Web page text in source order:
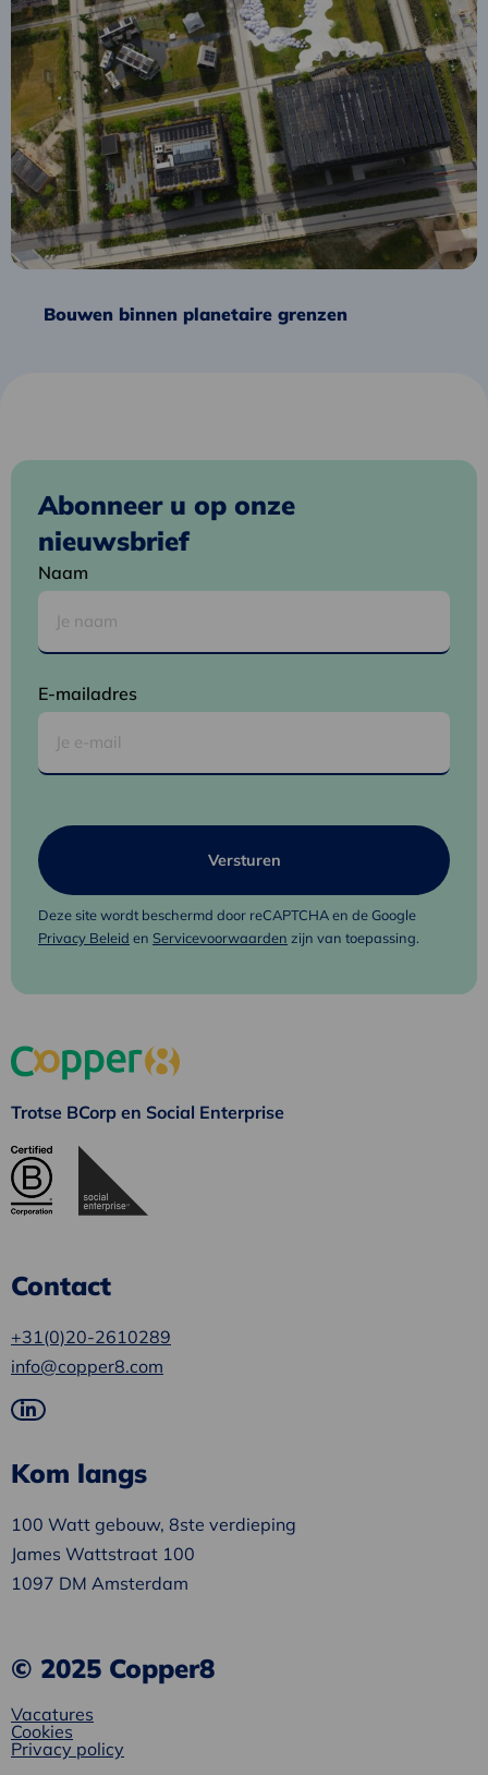
Bouwen binnen planetaire grenzen
over
Bouwen
binnen
planetaire
grenzen
Abonneer u op onze
nieuwsbrief
Naam
E-mailadres
Deze site wordt beschermd door reCAPTCHA en de Google
Privacy Beleid en Servicevoorwaarden zijn van toepassing.
Trotse BCorp en Social Enterprise
Contact
+31(0)20-2610289
info@copper8.com
Ga
LinkedIn
Kom langs
100 Watt gebouw, 8ste verdieping
James Wattstraat 100
1097 DM Amsterdam
© 2025 Copper8
Vacatures
Cookies
Privacy policy